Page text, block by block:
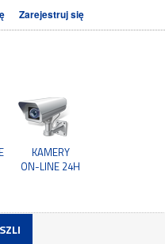
Zarejestruj się
KAMERY
ON-LINE 24H